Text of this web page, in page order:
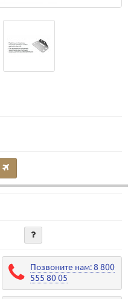
Позвоните нам: 8 800
555 80 05